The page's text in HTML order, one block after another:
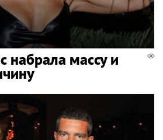
набрала массу и